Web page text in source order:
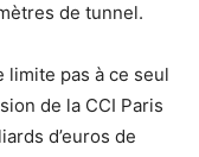
de tunnel.
limite pas à ce seul
de la CCI Paris
d’euros de